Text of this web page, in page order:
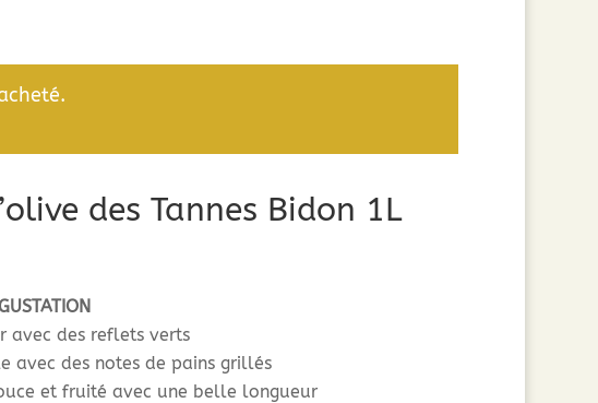
des Tannes Bidon 1L
avec des reflets verts
avec des notes de pains grillés
et fruité avec une belle longueur